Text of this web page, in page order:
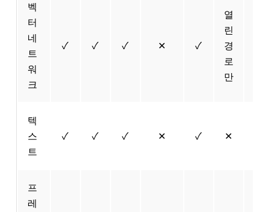
벡
터
네
트
워
크
✓ ✓ ✓ ✕ ✓
열
린
경
로
만
텍
스
트
✓ ✓ ✓ ✕ ✓ ✕
프
레